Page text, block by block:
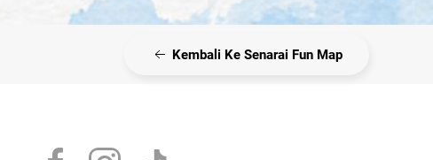
Kembali Ke Senarai Fun Map